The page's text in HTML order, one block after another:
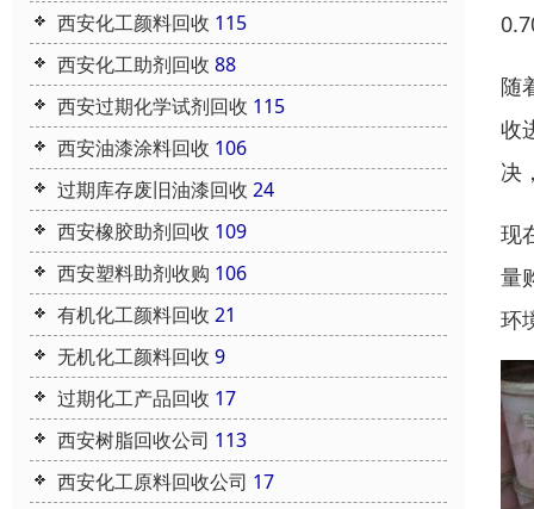
西安化工颜料回收 115
西安化工助剂回收 88
西安过期化学试剂回收 115
西安油漆涂料回收 106
过期库存废旧油漆回收 24
西安橡胶助剂回收 109
西安塑料助剂收购 106
有机化工颜料回收 21
无机化工颜料回收 9
过期化工产品回收 17
西安树脂回收公司 113
西安化工原料回收公司 17
随
收
决
现
量
环